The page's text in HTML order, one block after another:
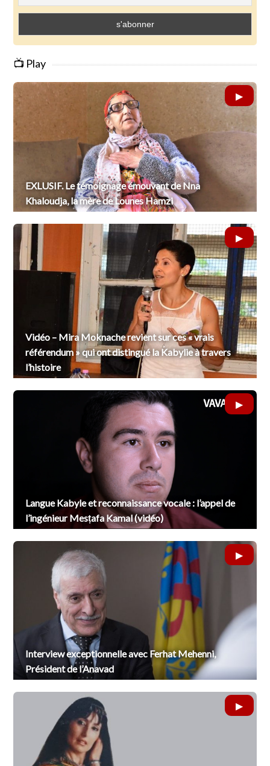
📺 Play
EXLUSIF. Le témoignage émouvant de Nna
Khaloudja, la mère de Lounes Hamzi
Vidéo – Mira Moknache revient sur ces « vrais
référendum » qui ont distingué la Kabylie à travers
l’histoire
Langue Kabyle et reconnaissance vocale : l’appel de
l’ingénieur Mesṭafa Kamal (vidéo)
Interview exceptionnelle avec Ferhat Mehenni,
Président de l’Anavad